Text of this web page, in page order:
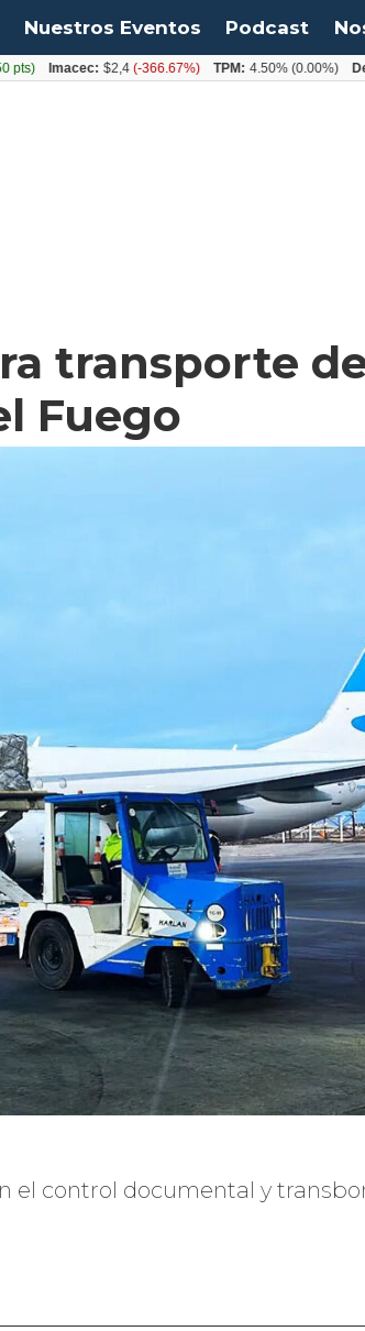
Nuestros Eventos Podcast
transporte
Fuego
el control documental y
Imacec: $2,4(-366.67%) TPM: 4.50% (0.00%)